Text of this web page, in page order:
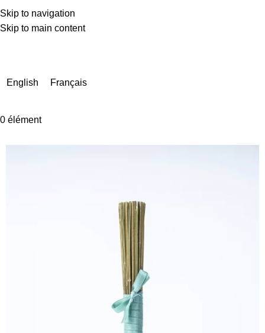
Skip to navigation
Skip to main content
English
Français
0 élément